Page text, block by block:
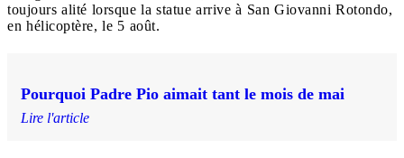
toujours alité lorsque la statue arrive à San Giovanni Rotondo,
en hélicoptère, le 5 août.
Pourquoi Padre Pio aimait tant le mois de mai
Lire l'article